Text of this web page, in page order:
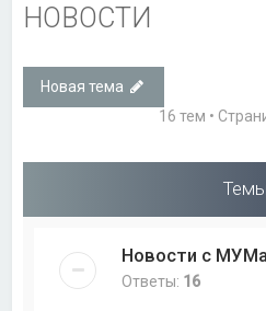
НОВОСТИ
Новая тема
16 тем •
Темы
Новости с
Ответы: 16